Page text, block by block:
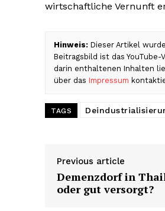
wirtschaftliche Vernunft
Hinweis: Dieser Artikel
Beitragsbild ist das
darin enthaltenen Inhalten
über das Impressum
TAGS
Previous article
Demenzdorf in
oder gut versorgt?